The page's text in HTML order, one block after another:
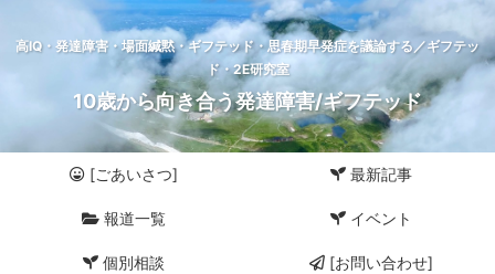
高IQ・発達障害・場面緘黙・ギフテッド・思春期早発症を議論する／ギフテッ
ド・2E研究室
10歳から向き合う発達障害/ギフテッド
[ごあいさつ] 最新記事
報道一覧 イベント
個別相談 [お問い合わせ]